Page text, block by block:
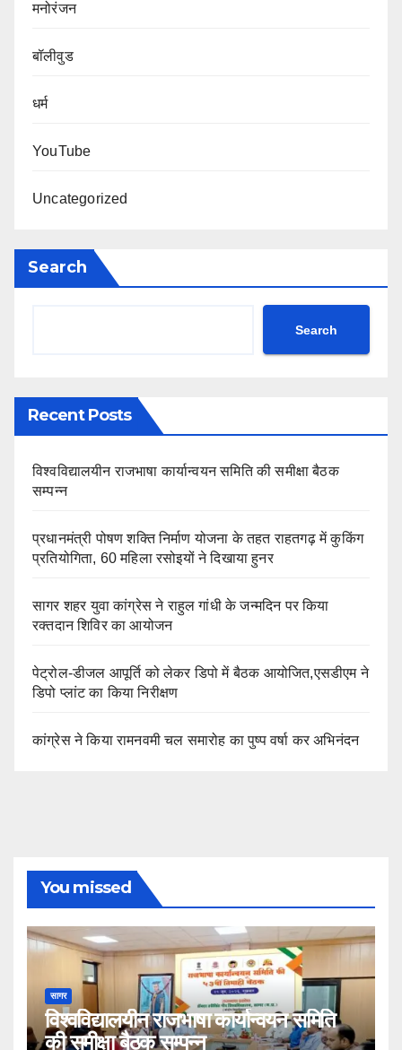
मनोरंजन
बॉलीवुड
धर्म
YouTube
Uncategorized
Search
Search
Recent Posts
विश्वविद्यालयीन राजभाषा कार्यान्वयन समिति की समीक्षा बैठक
सम्पन्न
प्रधानमंत्री पोषण शक्ति निर्माण योजना के तहत राहतगढ़ में कुकिंग
प्रतियोगिता, 60 महिला रसोइयों ने दिखाया हुनर
सागर शहर युवा कांग्रेस ने राहुल गांधी के जन्मदिन पर किया
रक्तदान शिविर का आयोजन
पेट्रोल-डीजल आपूर्ति को लेकर डिपो में बैठक आयोजित,एसडीएम ने
डिपो प्लांट का किया निरीक्षण
कांग्रेस ने किया रामनवमी चल समारोह का पुष्प वर्षा कर अभिनंदन
You missed
सागर
विश्वविद्यालयीन राजभाषा कार्यान्वयन समिति
की समीक्षा बैठक सम्पन्न